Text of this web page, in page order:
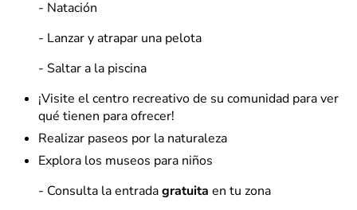
- Natación
- Lanzar y atrapar una pelota
- Saltar a la piscina
¡Visite el centro recreativo de su comunidad para ver
qué tienen para ofrecer!
Realizar paseos por la naturaleza
Explora los museos para niños
- Consulta la entradagratuita en tu zona